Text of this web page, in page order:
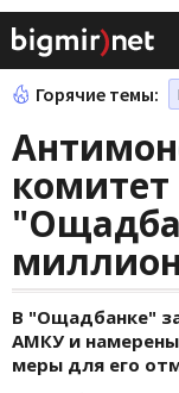
Горячие темы:
В "Ощадбанке"
АМКУ и
меры для его